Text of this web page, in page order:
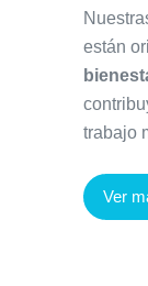
están
trabajo
Ver